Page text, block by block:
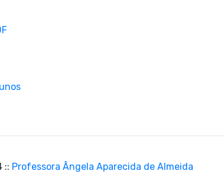
:: Professora Ângela Aparecida de Almeida